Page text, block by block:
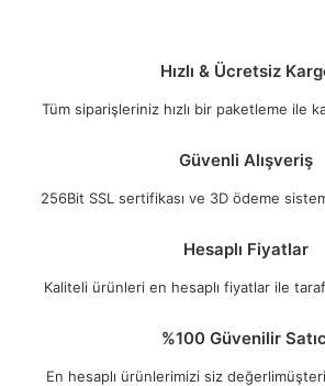
Hızlı & Ücretsiz
Tüm siparişleriniz hızlı bir paketleme ile
Güvenli Alışveriş
256Bit SSL sertifikası ve 3D ödeme
Hesaplı Fiyatlar
Kaliteli ürünleri en hesaplı fiyatlar ile
%100 Güvenilir
En hesaplı ürünlerimizi siz